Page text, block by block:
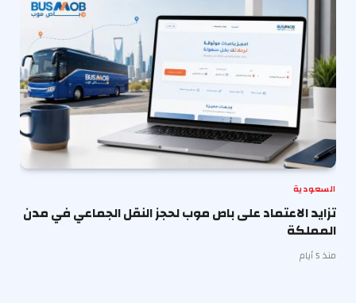
السعودية
تزايد الاعتماد على باص موب لحجز النقل الجماعي في مدن
المملكة
منذ 5 أيام